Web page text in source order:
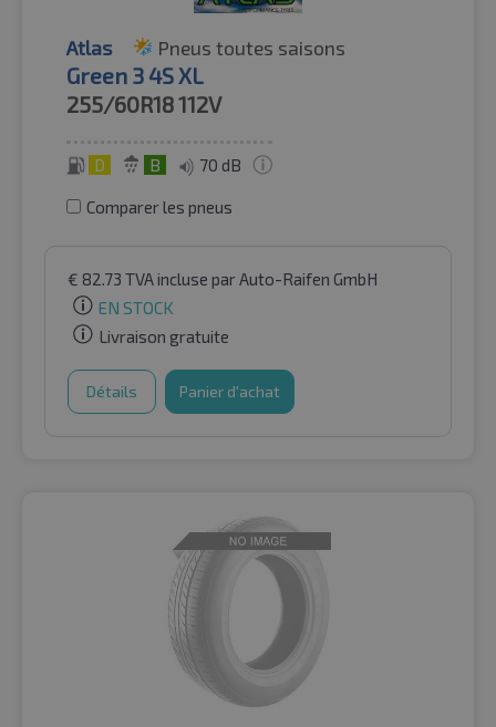
Atlas Pneus toutes saisons
Green 3 4S XL
255/60R18112V
D B 70 dB
Comparer les pneus
€ 82.73 TVA incluse par Auto-Raifen GmbH
EN STOCK
Livraison gratuite
Détails Panier d'achat